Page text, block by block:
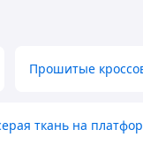
Прошитые
ткань на